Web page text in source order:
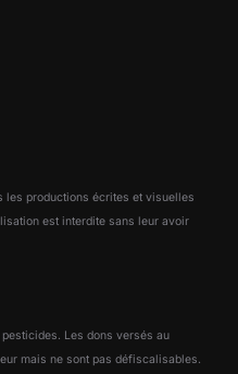
les productions écrites et visuelles
est interdite sans leur avoir
Les dons versés au
mais ne sont pas défiscalisables.